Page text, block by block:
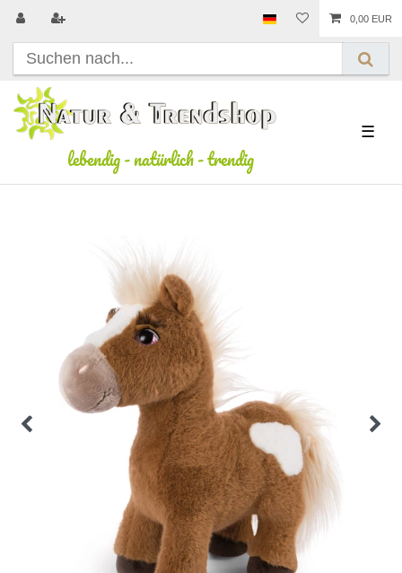
0,00 EUR
lebendig-natürlich-trendig
☰